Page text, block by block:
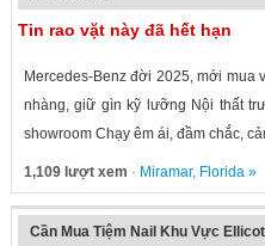
Tin rao vặt này đã hết hạn
Mercedes-Benz đời 2025, mới mua
nhàng, giữ gìn kỹ lưỡng Nội thất
showroom Chạy êm ái, đầm chắc,
1,109 lượt xem · Miramar, Florida»
Cần Mua Tiệm Nail Khu Vực